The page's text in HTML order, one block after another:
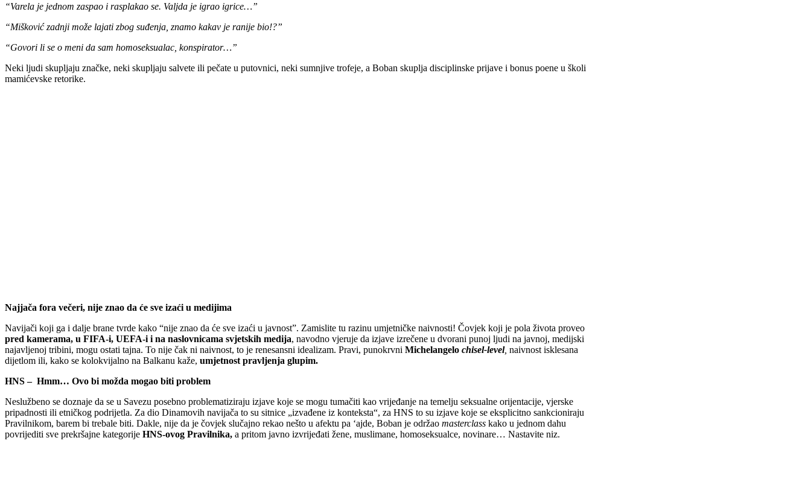
“Varela je jednom zaspao i rasplakao se. Valjda je igrao igrice…”
“Mišković zadnji može lajati zbog suđenja, znamo kakav je ranije bio!?”
“Govori li se o meni da sam homoseksualac, konspirator…”
Neki ljudi skupljaju značke, neki skupljaju salvete ili pečate u putovnici, neki sumnjive trofeje, a Boban skuplja disciplinske prijave i bonus poene u školi
mamićevske retorike.
Najjača fora večeri, nije znao da će sve izaći u medijima
Navijači koji ga i dalje brane tvrde kako “nije znao da će sve izaći u javnost”. Zamislite tu razinu umjetničke naivnosti! Čovjek koji je pola života proveo
pred kamerama, u FIFA-i, UEFA-i i na naslovnicama svjetskih medija, navodno vjeruje da izjave izrečene u dvorani punoj ljudi na javnoj, medijski
najavljenoj tribini, mogu ostati tajna. To nije čak ni naivnost, to je renesansni idealizam. Pravi, punokrvni Michelangelo chisel-level, naivnost isklesana
dijetlom ili, kako se kolokvijalno na Balkanu kaže, umjetnost pravljenja glupim.
HNS – Hmm… Ovo bi možda mogao biti problem
Neslužbeno se doznaje da se u Savezu posebno problematiziraju izjave koje se mogu tumačiti kao vrijeđanje na temelju seksualne orijentacije, vjerske
pripadnosti ili etničkog podrijetla. Za dio Dinamovih navijača to su sitnice „izvađene iz konteksta“, za HNS to su izjave koje se eksplicitno sankcioniraju
Pravilnikom, barem bi trebale biti. Dakle, nije da je čovjek slučajno rekao nešto u afektu pa ‘ajde, Boban je održao masterclass kako u jednom dahu
povrijediti sve prekršajne kategorije HNS-ovog Pravilnika, a pritom javno izvrijeđati žene, muslimane, homoseksualce, novinare… Nastavite niz.